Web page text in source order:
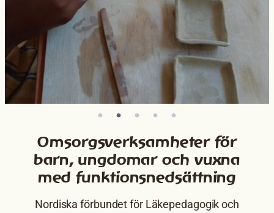
Omsorgs­verk­sam­heter för
barn, ungdomar och vuxna
med funktions­ned­sättning
Nordiska förbundet för Läkepedagogik och